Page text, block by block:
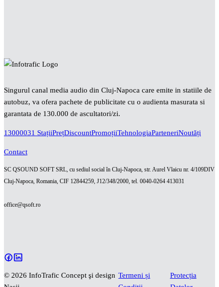
Singurul canal media audio din Cluj-Napoca care emite in statiile de
autobuz, va ofera pachete de publicitate cu o audienta masurata si
garantata de 130.000 de ascultatori/zi.
13000031 StațiiPrețDiscountPromoțiiTehnologiaParteneriNoutăți
Contact
SC QSOUND SOFT SRL, cu sediul social în Cluj-Napoca, str. Aurel Vlaicu nr. 4/109DIV
Cluj-Napoca, Romania, CIF 12844259, J12/348/2000, tel. 0040-0264 413031
office@qsoft.ro
© 2026 InfoTrafic Concept şi design Termeni și
Protecția